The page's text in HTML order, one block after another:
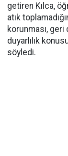
getiren Kılca,
atık
korunması,
duyarlılık
söyledi.